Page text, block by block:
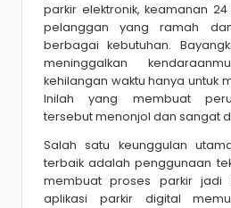
parkir elektronik, keamanan
pelanggan yang ramah
berbagai kebutuhan.
meninggalkan
kehilangan waktu hanya untuk
Inilah yang membuat
tersebut menonjol dan sangat
Salah satu keunggulan
terbaik adalah penggunaan
membuat proses parkir jadi
aplikasi parkir digital